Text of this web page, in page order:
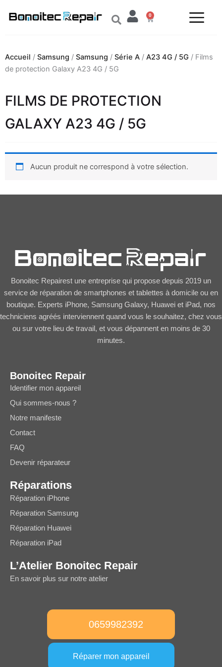
0
Panier
Accueil / Samsung / Samsung / Série A / A23 4G / 5G / Films
de protection Galaxy A23 4G / 5G
FILMS DE PROTECTION
GALAXY A23 4G / 5G
Aucun produit ne correspond à votre sélection.
Bonoitec Repairest une entreprise qui propose depuis 2019 un
service de réparation de smartphones et tablettes à domicile ou en
boutique. Experts iPhone, Samsung Galaxy, Huawei et iPad, nos
techniciens agréés interviennent quand vous le souhaitez, chez vous
ou sur votre lieu de travail, et vous dépannent en moins de 30
minutes.
Bonoitec Repair
Identifier mon appareil
Qui sommes-nous ?
Notre manifeste
Contact
FAQ
Devenir réparateur
Réparations
Réparation iPhone
Réparation Samsung
Réparation Huawei
Réparation iPad
L’Atelier Bonoitec Repair
En savoir plus sur notre atelier
0659982392
Réparer mon appareil